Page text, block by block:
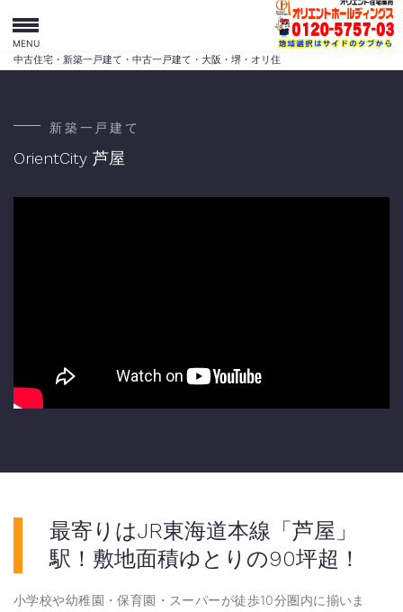
中古住宅・新築一戸建て・中古一戸建て・大阪・堺・オリ住
MENU
新築一戸建て
OrientCity 芦屋
最寄りはJR東海道本線「芦屋」
駅！敷地面積ゆとりの90坪超！
小学校や幼稚園・保育園・スーパーが徒歩10分圏内に揃いま